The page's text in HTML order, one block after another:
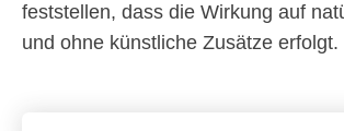
feststellen, dass die Wirkung auf
und ohne künstliche Zusätze erfolgt.